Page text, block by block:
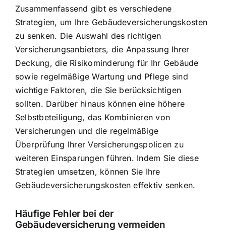
Zusammenfassend gibt es verschiedene
Strategien, um Ihre Gebäudeversicherungskosten
zu senken. Die Auswahl des richtigen
Versicherungsanbieters, die Anpassung Ihrer
Deckung, die Risikominderung für Ihr Gebäude
sowie regelmäßige Wartung und Pflege sind
wichtige Faktoren, die Sie berücksichtigen
sollten. Darüber hinaus können eine höhere
Selbstbeteiligung, das Kombinieren von
Versicherungen und die regelmäßige
Überprüfung Ihrer Versicherungspolicen zu
weiteren Einsparungen führen. Indem Sie diese
Strategien umsetzen, können Sie Ihre
Gebäudeversicherungskosten effektiv senken.
Häufige Fehler bei der
Gebäudeversicherung vermeiden